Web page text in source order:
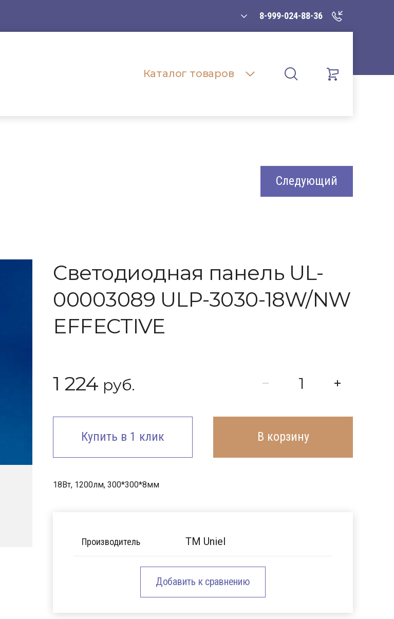
8-999-024-88-36
Каталог товаров
Следующий
Светодиодная панель UL-
00003089 ULP-3030-18W/NW
EFFECTIVE
1 224 руб.
В корзину
Купить в 1 клик
18Вт, 1200лм, 300*300*8мм
Производитель TM Uniel
Добавить к сравнению